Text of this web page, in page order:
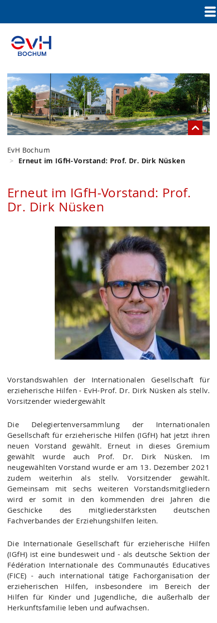
EvH Bochum
Erneut im IGfH-Vorstand: Prof. Dr. Dirk Nüsken
Erneut im IGfH-Vorstand: Prof.
Dr. Dirk Nüsken
Vorstandswahlen der Internationalen Gesellschaft für
erzieherische Hilfen - EvH-Prof. Dr. Dirk Nüsken als stellv.
Vorsitzender wiedergewählt
Die Delegiertenversammlung der Internationalen
Gesellschaft für erzieherische Hilfen (IGfH) hat jetzt ihren
neuen Vorstand gewählt. Erneut in dieses Gremium
gewählt wurde auch Prof. Dr. Dirk Nüsken. Im
neugewählten Vorstand wurde er am 13. Dezember 2021
zudem weiterhin als stellv. Vorsitzender gewählt.
Gemeinsam mit sechs weiteren Vorstandsmitgliedern
wird er somit in den kommenden drei Jahren die
Geschicke des mitgliederstärksten deutschen
Fachverbandes der Erziehungshilfen leiten.
Die Internationale Gesellschaft für erzieherische Hilfen
(IGfH) ist eine bundesweit und - als deutsche Sektion der
Fédération Internationale des Communautés Educatives
(FICE) - auch international tätige Fachorganisation der
erzieherischen Hilfen, insbesondere im Bereich der
Hilfen für Kinder und Jugendliche, die außerhalb der
Herkunftsfamilie leben und aufwachsen.